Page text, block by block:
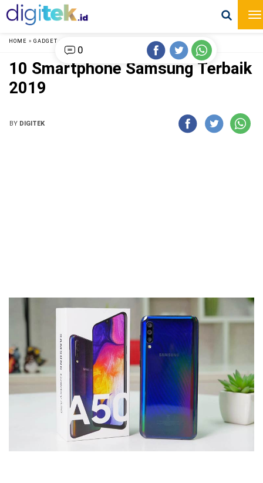
HOME » GADGET »
10 Smartphone Samsung Terbaik
2019
BY DIGITEK
0